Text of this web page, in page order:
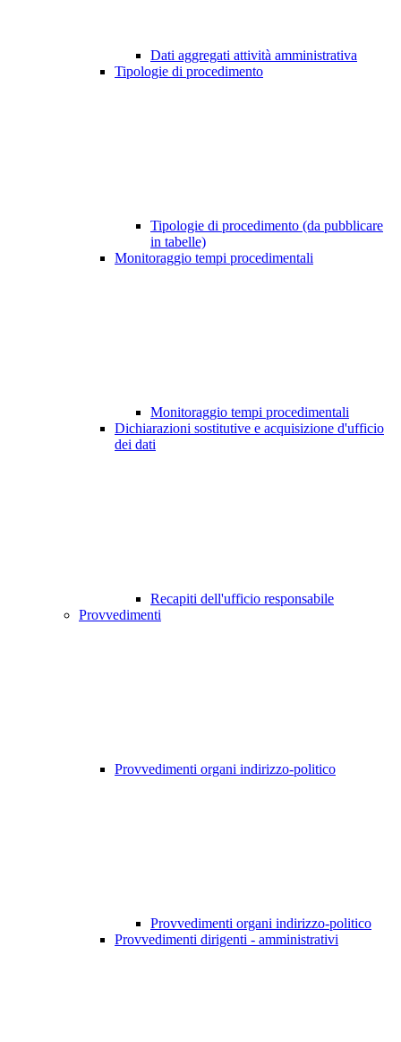
Dati aggregati attività amministrativa
Tipologie di procedimento
Tipologie di procedimento (da pubblicare
in tabelle)
Monitoraggio tempi procedimentali
Monitoraggio tempi procedimentali
Dichiarazioni sostitutive e acquisizione d'ufficio
dei dati
Recapiti dell'ufficio responsabile
Provvedimenti
Provvedimenti organi indirizzo-politico
Provvedimenti organi indirizzo-politico
Provvedimenti dirigenti - amministrativi